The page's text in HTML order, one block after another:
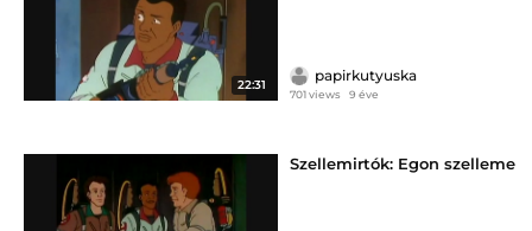
22:31
papirkutyuska
701 views 9 éve
Szellemirtók: Egon szelleme